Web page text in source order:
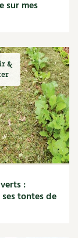
sur mes
&
:
tontes de